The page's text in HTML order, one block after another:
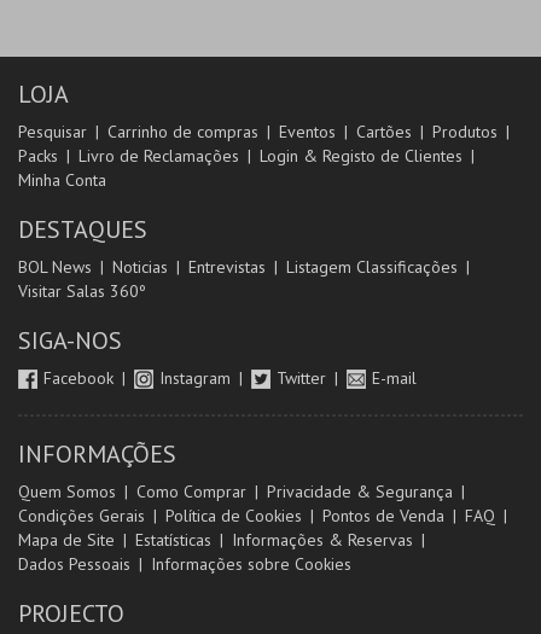
LOJA
Pesquisar Carrinho de compras Eventos Cartões
Produtos
Packs
Livro de Reclamações
Login & Registo de Clientes
Minha Conta
DESTAQUES
BOL News Noticias Entrevistas
Listagem Classificações
Visitar Salas 360º
SIGA-NOS
Facebook Instagram Twitter E-mail
INFORMAÇÕES
Quem Somos Como Comprar
Privacidade & Segurança
Condições Gerais
Política de Cookies Pontos de Venda
FAQ
Mapa de Site
Estatísticas
Informações & Reservas
Dados Pessoais
Informações sobre Cookies
PROJECTO